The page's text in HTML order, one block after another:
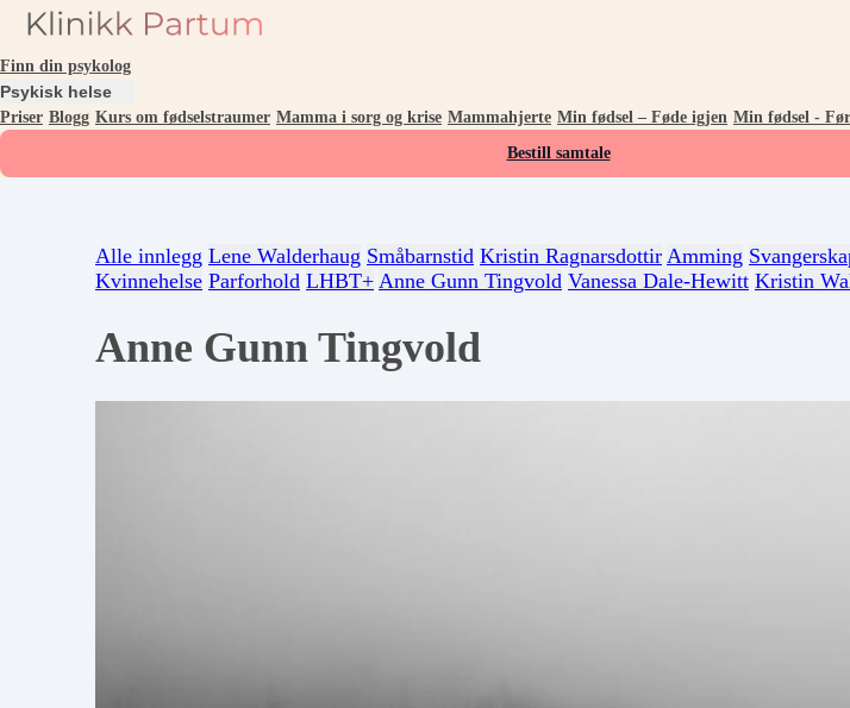
Finn din psykolog
Psykisk helse
Priser Blogg Kurs om fødselstraumer Mamma i sorg og krise Mammahjerte Min fødsel – Føde igjen Min fødsel -
Bestill samtale
Alle innlegg Lene Walderhaug Småbarnstid Kristin Ragnarsdottir Amming
Kvinnehelse Parforhold LHBT+ Anne Gunn Tingvold Vanessa Dale-Hewitt Kristin
Anne Gunn Tingvold